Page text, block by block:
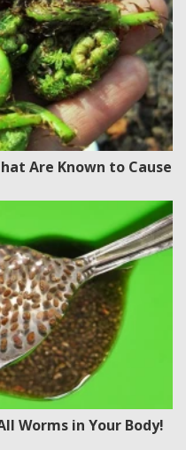
Are Known to Cause
Worms in Your Body!